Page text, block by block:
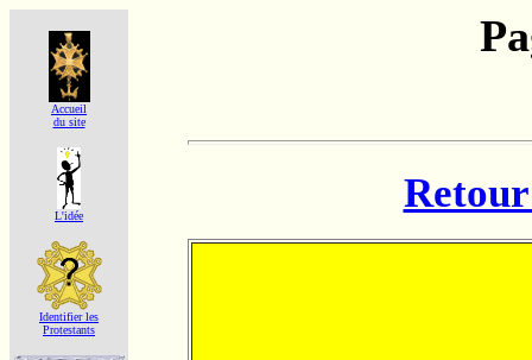
Accueil
du site
L'idée
Identifier les
Protestants